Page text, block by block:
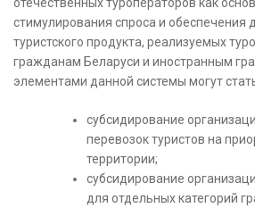
стимулирования спроса и обеспечения
туристского продукта, реализуемых
гражданам Беларуси и иностранным
элементами данной системы могут
субсидирование
перевозок туристов на
территории;
субсидирование
для отдельных категорий